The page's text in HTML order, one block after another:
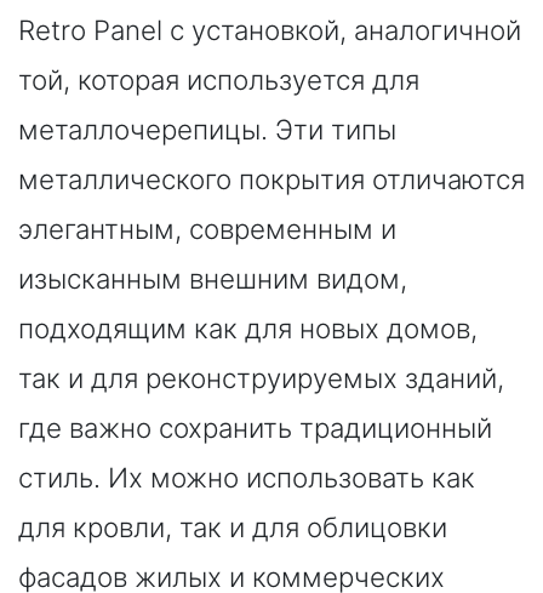
Retro Panel с установкой, аналогичной
той, которая используется для
металлочерепицы. Эти типы
металлического покрытия отличаются
элегантным, современным и
изысканным внешним видом,
подходящим как для новых домов,
так и для реконструируемых зданий,
где важно сохранить традиционный
стиль. Их можно использовать как
для кровли, так и для облицовки
фасадов жилых и коммерческих